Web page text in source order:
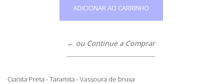
← ou Continue a Comprar
Cianita Preta - Taramita - Vassoura de bruxa